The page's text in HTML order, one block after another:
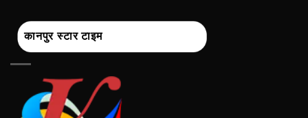
कानपुर स्टार टाइम